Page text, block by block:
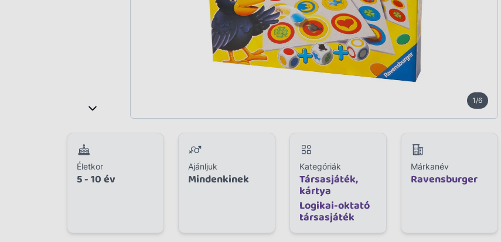
1/6
Életkor
5 - 10 év
Ajánljuk
Mindenkinek
Kategóriák
Társasjáték,
kártya
Logikai-oktató
társasjáték
Márkanév
Ravensburger